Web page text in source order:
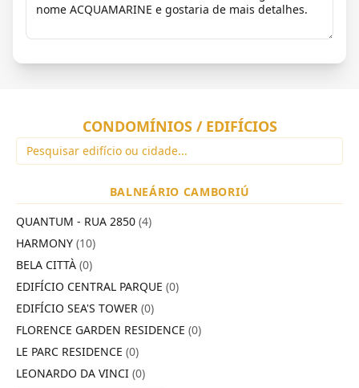
CONDOMÍNIOS / EDIFÍCIOS
BALNEÁRIO CAMBORIÚ
QUANTUM - RUA 2850 (4)
HARMONY (10)
BELA CITTÀ (0)
EDIFÍCIO CENTRAL PARQUE (0)
EDIFÍCIO SEA'S TOWER (0)
FLORENCE GARDEN RESIDENCE (0)
LE PARC RESIDENCE (0)
LEONARDO DA VINCI (0)